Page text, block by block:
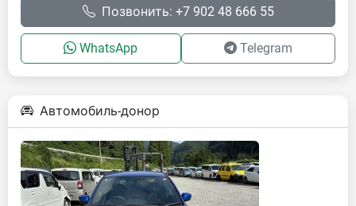
Позвонить: +7 902 48 666 55
WhatsApp Telegram
Автомобиль-донор